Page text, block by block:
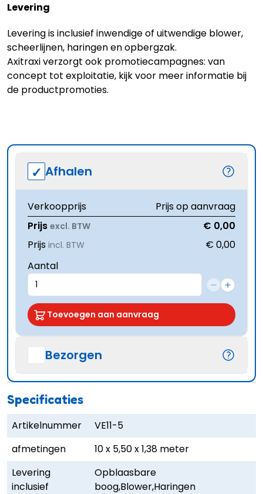
Levering
Levering is inclusief inwendige of uitwendige blower,
scheerlijnen, haringen en opbergzak.
Axitraxi verzorgt ook promotiecampagnes: van
concept tot exploitatie, kijk voor meer informatie bij
de productpromoties.
Afhalen
Verkoopprijs
Prijs op aanvraag
Prijs excl. BTW
€ 0,00
Prijs incl. BTW
€ 0,00
Aantal
Toevoegen aan aanvraag
Bezorgen
Specificaties
Artikelnummer
VE11-5
afmetingen
10 x 5,50 x 1,38 meter
Levering
inclusief
Opblaasbare
boog,Blower,Haringen